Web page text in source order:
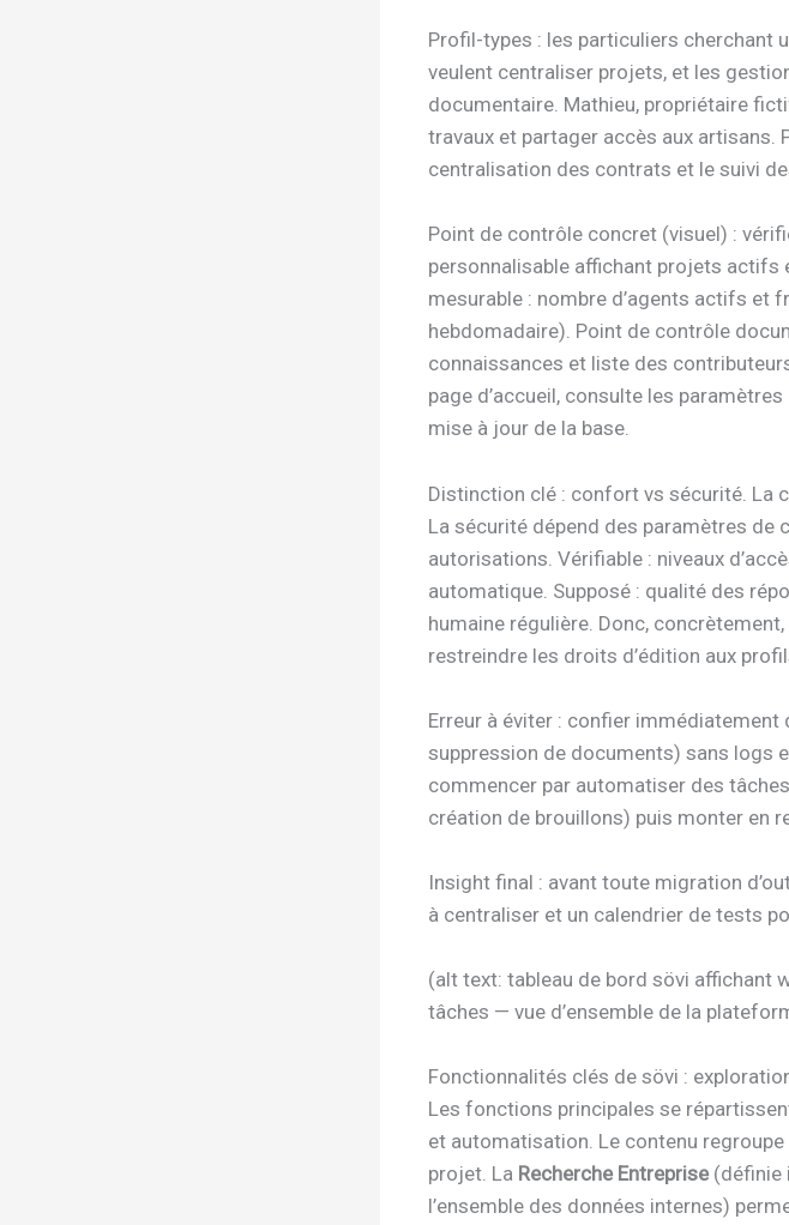
Profil-types : les particuliers cherchant
veulent centraliser projets, et les
documentaire. Mathieu, propriétaire
travaux et partager accès aux artisans.
centralisation des contrats et le suivi
Point de contrôle concret (visuel) :
personnalisable affichant projets
mesurable : nombre d’agents actifs et
hebdomadaire). Point de contrôle
connaissances et liste des
page d’accueil, consulte les
mise à jour de la base.
Distinction clé : confort vs sécurité. La
La sécurité dépend des paramètres de
autorisations. Vérifiable : niveaux
automatique. Supposé : qualité des
humaine régulière. Donc,
restreindre les droits d’édition aux
Erreur à éviter : confier
suppression de documents) sans logs
commencer par automatiser des
création de brouillons) puis monter en
Insight final : avant toute migration
à centraliser et un calendrier de tests
(alt text: tableau de bord sövi affichant
tâches — vue d’ensemble de la
Fonctionnalités clés de sövi :
Les fonctions principales se
et automatisation. Le contenu
projet. La Recherche Entreprise(définie
l’ensemble des données internes)